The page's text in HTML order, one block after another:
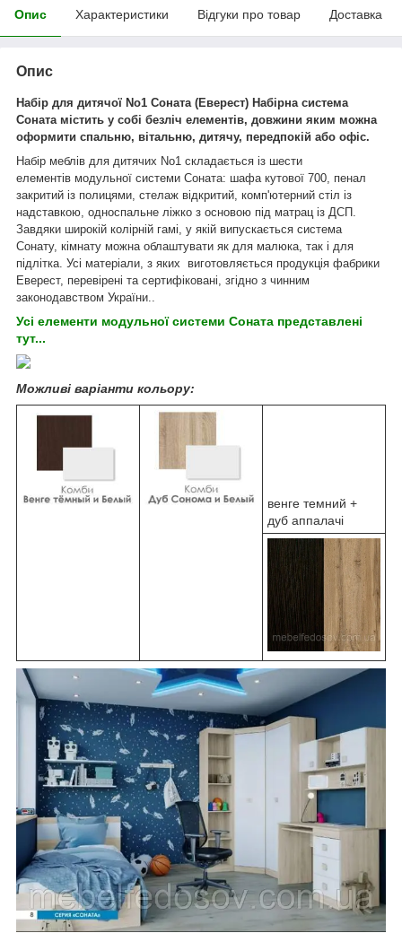
Опис Характеристики Відгуки про товар Доставка
Опис
Набір для дитячої No1 Соната (Еверест) Набірна система
Соната містить у собі безліч елементів, довжини яким можна
оформити спальню, вітальню, дитячу, передпокій або офіс.
Набір меблів для дитячих No1 складається із шести
елементів модульної системи Соната: шафа кутової 700, пенал
закритий із полицями, стелаж відкритий, комп'ютерний стіл із
надставкою, односпальне ліжко з основою під матрац із ДСП.
Завдяки широкій колірній гамі, у якій випускається система
Сонату, кімнату можна облаштувати як для малюка, так і для
підлітка. Усі матеріали, з яких виготовляється продукція фабрики
Еверест, перевірені та сертифіковані, згідно з чинним
законодавством України..
Усі елементи модульної системи Соната представлені
тут...
Можливі варіанти кольору:
венге темний +
дуб аппалачі